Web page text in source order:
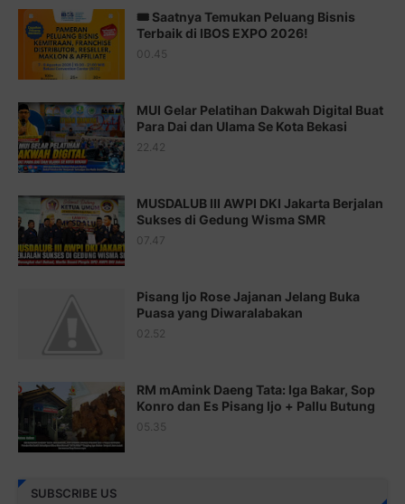
Juz 14 ⇨http://j.mp/2b8SUTA
Juz 15 ⇨http://j.mp/2bFRQIM
Juz 17 ⇨http://j.mp/2brHsFz
Juz 18 ⇨http://j.mp/2b8SCfc
Juz 19 ⇨http://j.mp/2bFSq95
Juz 20 ⇨http://j.mp/2brI1zc
Juz 21 ⇨http://j.mp/2b8VcBO
http://j.mp/2bFRxNP
http://j.mp/2brItxm
Juz 25 ⇨http://j.mp/2brImlf
Juz 26 ⇨http://j.mp/2bFRHF2
🎟️ Saatnya Temukan Peluang Bisnis
Terbaik di IBOS EXPO 2026!
00.45
MUI Gelar Pelatihan Dakwah Digital Buat
Para Dai dan Ulama Se Kota Bekasi
22.42
MUSDALUB III AWPI DKI Jakarta Berjalan
Sukses di Gedung Wisma SMR
07.47
Pisang Ijo Rose Jajanan Jelang Buka
Puasa yang Diwaralabakan
02.52
RM mAmink Daeng Tata: Iga Bakar, Sop
Konro dan Es Pisang Ijo + Pallu Butung
05.35
SUBSCRIBE US